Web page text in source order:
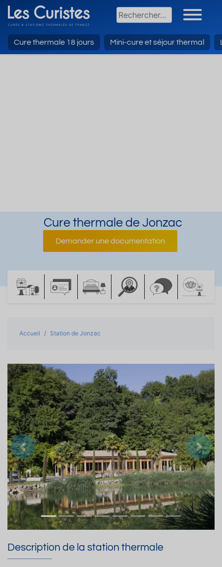
Cure thermale 18 jours Mini-cure et séjour thermal
Cure thermale de Jonzac
Demander une documentation
Accueil Station de Jonzac
Précedent
Description de la station thermale